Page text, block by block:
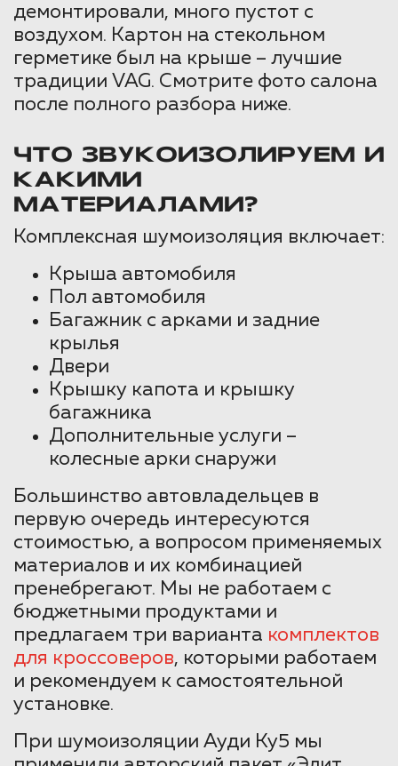
демонтировали, много пустот с
воздухом. Картон на стекольном
герметике был на крыше – лучшие
традиции VAG. Смотрите фото салона
после полного разбора ниже.
ЧТО ЗВУКОИЗОЛИРУЕМ И
КАКИМИ
МАТЕРИАЛАМИ?
Комплексная шумоизоляция включает:
Крыша автомобиля
Пол автомобиля
Багажник с арками и задние
крылья
Двери
Крышку капота и крышку
багажника
Дополнительные услуги –
колесные арки снаружи
Большинство автовладельцев в
первую очередь интересуются
стоимостью, а вопросом применяемых
материалов и их комбинацией
пренебрегают. Мы не работаем с
бюджетными продуктами и
предлагаем три варианта комплектов
для кроссоверов, которыми работаем
и рекомендуем к самостоятельной
установке.
При шумоизоляции Ауди Ку5 мы